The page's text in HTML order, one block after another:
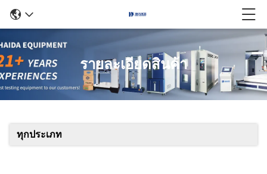
รายละเอียดสินค้า
ทุกประเภท